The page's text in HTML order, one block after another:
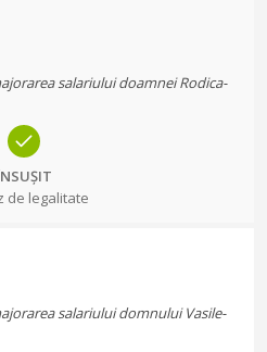
salariului doamnei Rodica-
de legalitate
salariului domnului Vasile-